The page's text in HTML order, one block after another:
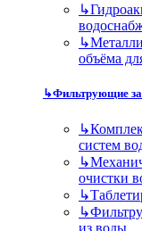
↳
↳
объёма
↳Фильтрующие
↳
систем
↳
очистки
↳
↳